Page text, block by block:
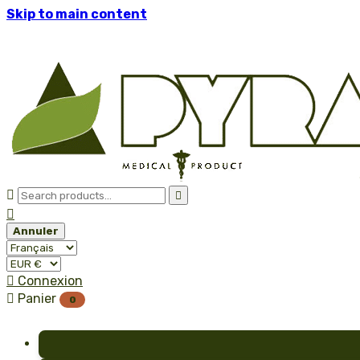
Skip to main content
 

Annuler
 Connexion
 Panier 0